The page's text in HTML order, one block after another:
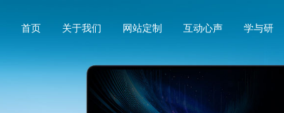
首页 关于我们 网站定制 互动心声 学与研